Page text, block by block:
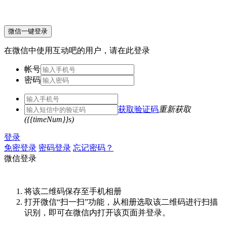
微信一键登录
在微信中使用互动吧的用户，请在此登录
帐号
密码
获取验证码重新获取
({{timeNum}}s)
登录
免密登录 密码登录 忘记密码？
微信登录
将该二维码保存至手机相册
打开微信“扫一扫”功能，从相册选取该二维码进行扫描
识别，即可在微信内打开该页面并登录。